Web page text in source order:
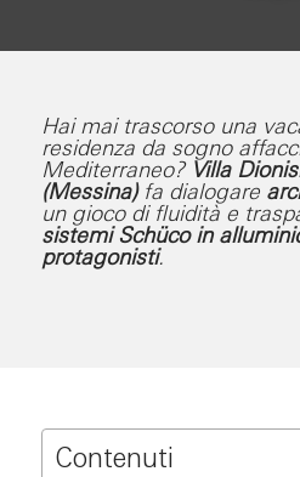
Hai mai trascorso una
residenza da sogno
Mediterraneo? Villa
(Messina)fa dialogare
un gioco di fluidità e
sistemi Schüco in
protagonisti.
Contenuti